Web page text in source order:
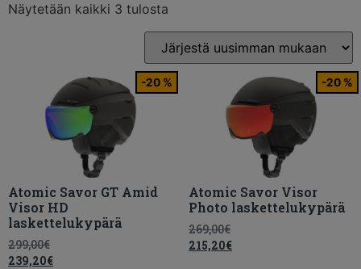
Näytetään kaikki 3 tulosta
-20 %
Atomic Savor GT Amid
Visor HD
laskettelukypärä
299,00€
239,20€
-20 %
Atomic Savor Visor
Photo laskettelukypärä
269,00€
215,20€